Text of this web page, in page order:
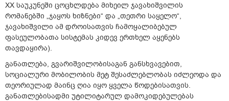
XX საუკუნეში ცოცხლდება მიხეილ ჯავახიშვილის
რომანებში „ჯაყოს ხიზნები“ და „თეთრი საყელო“,
ჯავახიშვილი ამ დროისათვის ჩამოყალიბებულ
ფასეულობათა სისტემას კიდევ ერთხელ აყენებს
თავდაყირა).
განათლება, გვარიშვილობისაგან განსხვავებით,
სოციალური მობილობის მეტ შესაძლებლობას იძლეოდა და
თეორიულად მაინც ღია იყო ყველა წოდებისათვის.
განათლებისადმი უტილიტარულ დამოკიდებულებას